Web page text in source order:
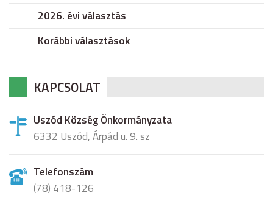
2026. évi választás
Korábbi választások
KAPCSOLAT
Uszód Község Önkormányzata
6332 Uszód, Árpád u. 9. sz
Telefonszám
(78) 418-126